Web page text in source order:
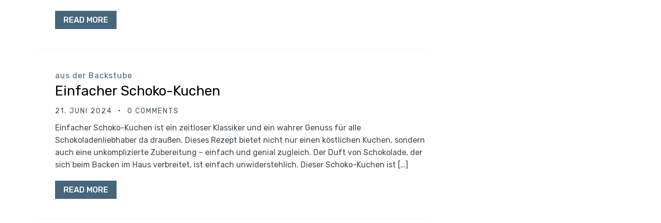
READ MORE
aus der Backstube
Einfacher Schoko-Kuchen
21. JUNI 2024 0 COMMENTS
Einfacher Schoko-Kuchen ist ein zeitloser Klassiker und ein wahrer Genuss für alle
Schokoladenliebhaber da draußen. Dieses Rezept bietet nicht nur einen köstlichen Kuchen, sondern
auch eine unkomplizierte Zubereitung – einfach und genial zugleich. Der Duft von Schokolade, der
sich beim Backen im Haus verbreitet, ist einfach unwiderstehlich. Dieser Schoko-Kuchen ist […]
READ MORE